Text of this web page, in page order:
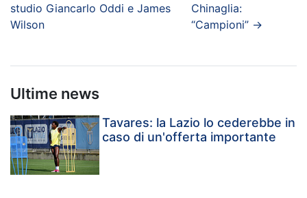
studio Giancarlo Oddi e James
Wilson
Chinaglia:
“Campioni”→
Ultime news
Tavares: la Lazio lo cederebbe in
caso di un'offerta importante